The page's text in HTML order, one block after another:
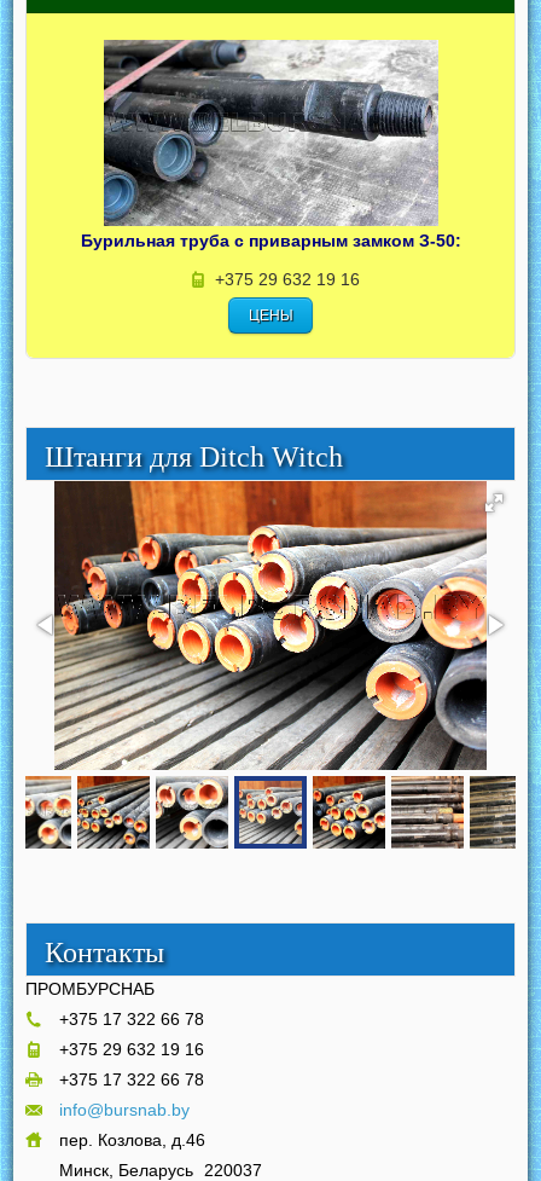
Бурильная труба с приварным замком З-50:
+375 29 632 19 16
ЦЕНЫ
Штанги для Ditch Witch
Контакты
ПРОМБУРСНАБ
+375 17 322 66 78
+375 29 632 19 16
+375 17 322 66 78
info@bursnab.by
пер. Козлова, д.46
Минск, Беларусь
220037